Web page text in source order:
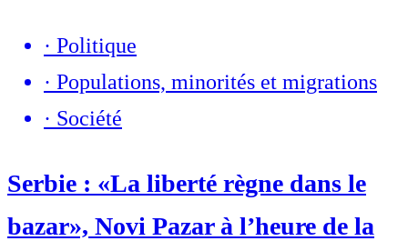
· Politique
· Populations, minorités et migrations
· Société
Serbie : «La liberté règne dans le
bazar», Novi Pazar à l’heure de la